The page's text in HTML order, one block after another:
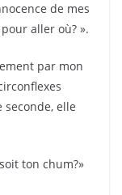
de mes
aller où? ».
par mon
elle
ton chum?»